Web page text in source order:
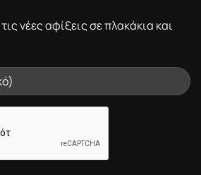
νέες αφίξεις σε πλακάκια και